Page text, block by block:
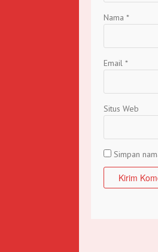
Nama *
Email *
Situs Web
Simpan